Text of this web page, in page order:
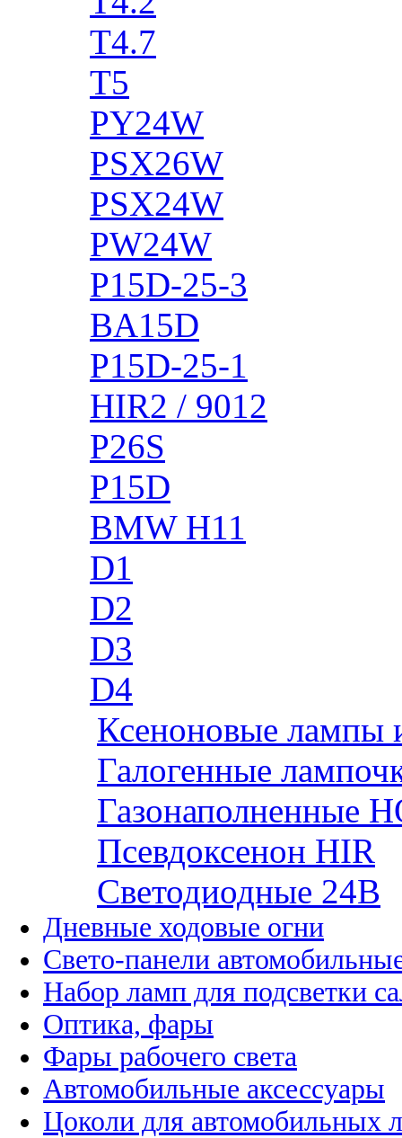
T4.7
T5
PY24W
PSX26W
PSX24W
PW24W
P15D-25-3
BA15D
P15D-25-1
HIR2 / 9012
P26S
P15D
BMW H11
D1
D2
D3
D4
Ксеноновые лампы
Галогенные
Газонаполненные
Псевдоксенон HIR
Cветодиодные 24B
Дневные ходовые огни
Свето-панели
Набор ламп для подсветки
Оптика, фары
Фары рабочего света
Автомобильные аксессуары
Цоколи для автомобильных